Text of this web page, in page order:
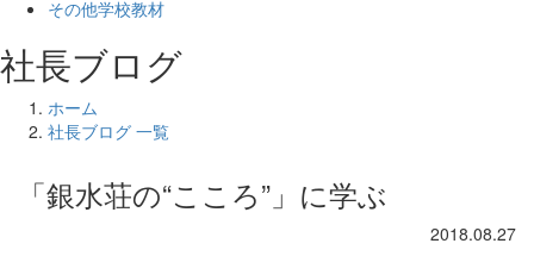
その他学校教材
社長ブログ
ホーム
社長ブログ 一覧
「銀水荘の“こころ”」に学ぶ
2018.08.27